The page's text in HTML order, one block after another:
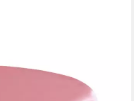
für Esstisch &